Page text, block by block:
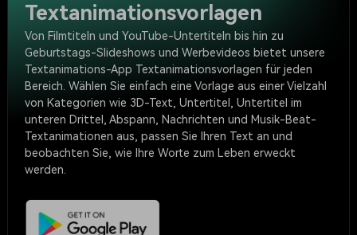
Textanimationsvorlagen
Von Filmtiteln und YouTube-Untertiteln bis hin zu
Geburtstags-Slideshows und Werbevideos bietet unsere
Textanimations-App Textanimationsvorlagen für jeden
Bereich. Wählen Sie einfach eine Vorlage aus einer Vielzahl
von Kategorien wie 3D-Text, Untertitel, Untertitel im
unteren Drittel, Abspann, Nachrichten und Musik-Beat-
Textanimationen aus, passen Sie Ihren Text an und
beobachten Sie, wie Ihre Worte zum Leben erweckt
werden.